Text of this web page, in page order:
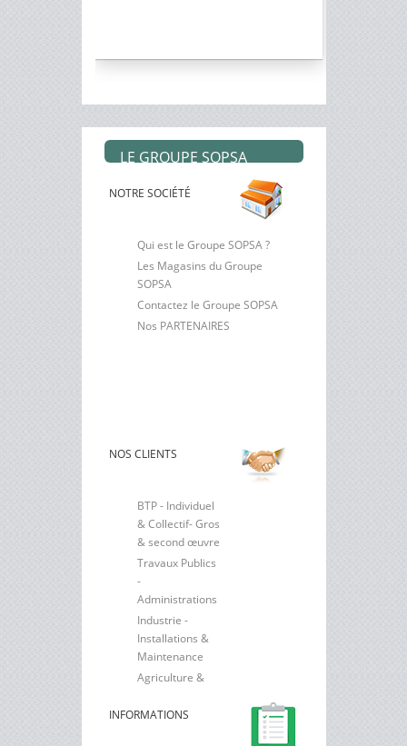
LE GROUPE SOPSA
NOTRE SOCIÉTÉ
Qui est le Groupe SOPSA ?
Les Magasins du Groupe
SOPSA
Contactez le Groupe SOPSA
Nos PARTENAIRES
NOS CLIENTS
BTP - Individuel
& Collectif- Gros
& second œuvre
Travaux Publics
-
Administrations
Industrie -
Installations &
Maintenance
Agriculture &
INFORMATIONS